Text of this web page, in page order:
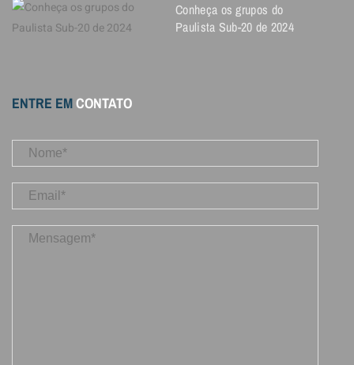
Conheça os grupos do
Paulista Sub-20 de 2024
ENTRE EMCONTATO